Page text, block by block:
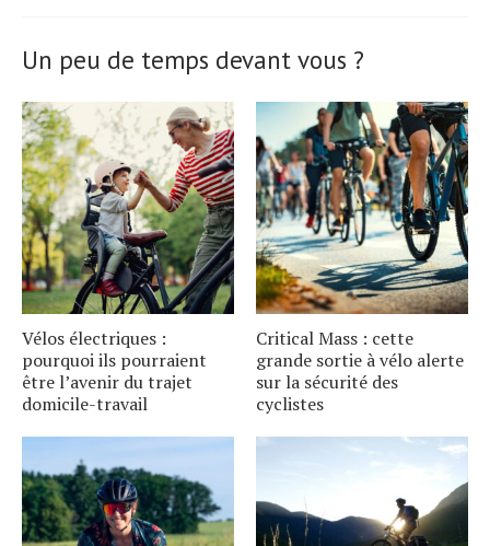
Un peu de temps devant vous ?
Vélos électriques :
pourquoi ils pourraient
être l’avenir du trajet
domicile-travail
Critical Mass : cette
grande sortie à vélo alerte
sur la sécurité des
cyclistes